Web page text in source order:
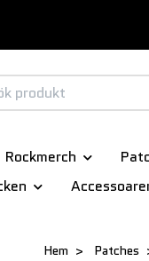
Rockmerch
Hem Patches